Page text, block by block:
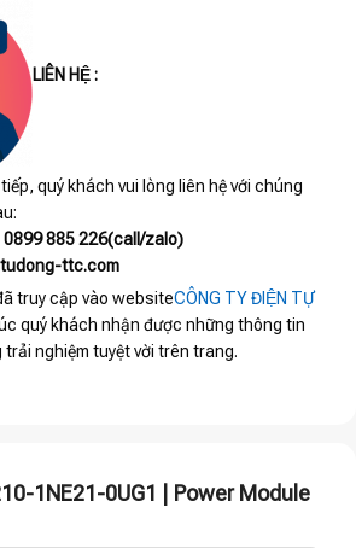
LIÊN HỆ :
quý khách vui lòng liên hệ với chúng
885 226(call/zalo)
ttc.com
truy cập vào websiteCÔNG TY ĐIỆN TỰ
quý khách nhận được những thông tin
trải nghiệm tuyệt vời trên trang.
1NE21-0UG1 | Power Module